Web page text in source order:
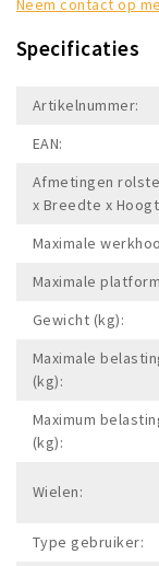
Neem contact op
Specificaties
Artikelnummer:
EAN:
Afmetingen
x Breedte x
Maximale
Maximale
Gewicht (kg):
Maximale
(kg):
Maximum
(kg):
Wielen:
Type gebruiker: